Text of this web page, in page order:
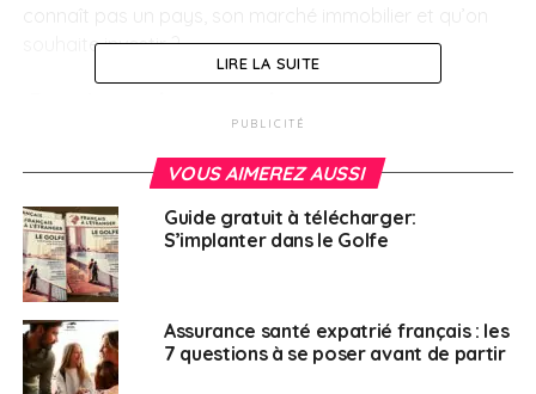
connaît pas un pays, son marché immobilier et qu’on
souhaite investir ?
Spécialiste de
l’investissement
immobilier
Les promesses ne manquent pas dans un secteur où
l’offre abonde. Khadija El Otmani a choisi
d’accompagner sa clientèle dans la durée. Plutôt que
de se donner l’objectif de vendre le plus de biens
possibles, Khadija El Otmani cherche la satisfaction de
LIRE LA SUITE
PUBLICITÉ
VOUS AIMEREZ AUSSI
Guide gratuit à télécharger:
S’implanter dans le Golfe
Assurance santé expatrié français : les
7 questions à se poser avant de partir